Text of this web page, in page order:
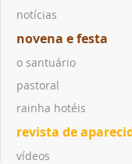
notícias
novena e festa
o santuário
pastoral
rainha hotéis
revista de
vídeos